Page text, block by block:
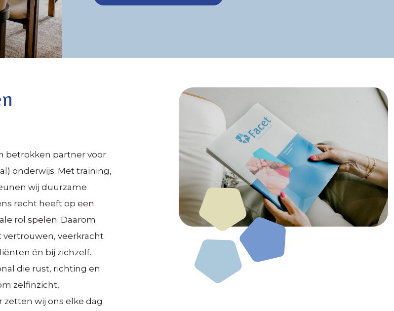
betrokken partner voor
onderwijs. Met training,
wij duurzame
recht heeft op een
rol spelen. Daarom
veerkracht
én bij zichzelf.
die rust, richting en
zelfinzicht,
wij ons elke dag